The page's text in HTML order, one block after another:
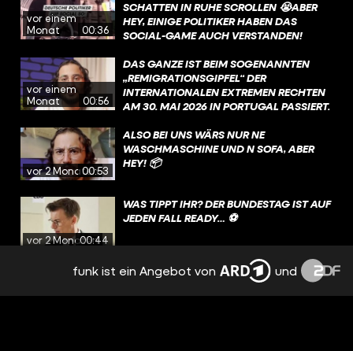
vor einem
Monat
00:36
SCHATTEN IN RUHE SCROLLEN 😭ABER
HEY, EINIGE POLITIKER HABEN DAS
SOCIAL-GAME AUCH VERSTANDEN!
vor einem
Monat
00:56
DAS GANZE IST BEIM SOGENANNTEN
„REMIGRATIONSGIPFEL“ DER
INTERNATIONALEN EXTREMEN RECHTEN
AM 30. MAI 2026 IN PORTUGAL PASSIERT.
ANDEREM VON MARTIN SELLNER, EINEM
RECHTSEXTREMEN AKTIVISTEN AUS
ÖSTERREICH.
vor 2 Monaten
00:53
ALSO BEI UNS WÄRS NUR NE
WASCHMASCHINE UND N SOFA, ABER
HEY! 📦
vor 2 Monaten
00:44
WAS TIPPT IHR? DER BUNDESTAG IST AUF
JEDEN FALL READY… ⚽️
FÜHLT SICH DIE ZUKUNFT IN
DEUTSCHLAND FÜR EUCH AUCH AN WIE
funk ist ein Angebot von und